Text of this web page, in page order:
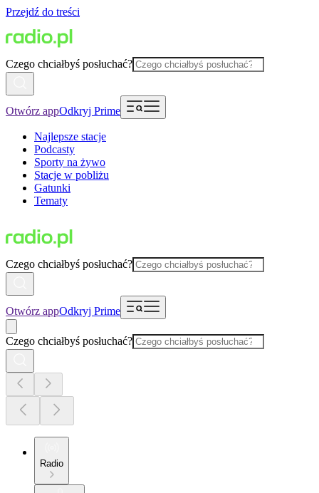
Przejdź do treści
Czego chciałbyś posłuchać?
Otwórz appOdkryj Prime
Najlepsze stacje
Podcasty
Sporty na żywo
Stacje w pobliżu
Gatunki
Tematy
Czego chciałbyś posłuchać?
Otwórz appOdkryj Prime
Czego chciałbyś posłuchać?
Radio